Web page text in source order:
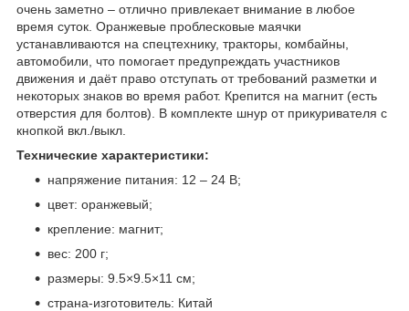
очень заметно – отлично привлекает внимание в любое
время суток. Оранжевые проблесковые маячки
устанавливаются на спецтехнику, тракторы, комбайны,
автомобили, что помогает предупреждать участников
движения и даёт право отступать от требований разметки и
некоторых знаков во время работ. Крепится на магнит (есть
отверстия для болтов). В комплекте шнур от прикуривателя с
кнопкой вкл./выкл.
Технические характеристики:
напряжение питания: 12 – 24 В;
цвет: оранжевый;
крепление: магнит;
вес: 200 г;
размеры: 9.5×9.5×11 см;
страна-изготовитель: Китай